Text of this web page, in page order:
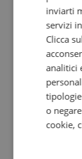
Abs
0 km | 368 cc
inviarti
servizi
Clicca
analitici
o
cookie,